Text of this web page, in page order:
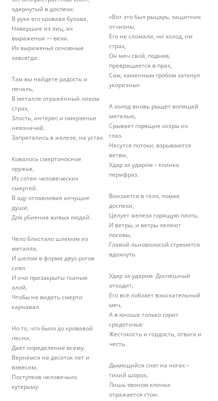
одернутый в доспехи.
В руке его кровава булава,
Навершие из лиц, их
выраженья — вехи.
Их выраженья основные
завсегда:
Там вы найдете радость и
печаль,
В металле отражённый ликом
страх,
Злость, интерес и омерзенье
невзначай,
Запрятались в железе, на устах.
Ковалось смертоносное
оружье,
Из сотен человеческих
смертей.
В аду отлавливая алчущие
души,
Для убиения живых людей.
Чело блистало шлемом из
металла,
И шелом в форме двух рогов
сиял.
И очи призакрыты тканью
алой,
Чтобы не видеть смерти
карнавал.
Но то, что было до кровавой
песни,
Даёт определение всему.
Вернёмся на десяток лет и
взвесим,
Поступков человечьих
кутерьму:
«Вот это был рыцарь, защитник
отчизны,
Его не сломали, ни холод, ни
страх,
Он меч свой, подняв,
превращается в прах,
Сам, каменным гробом заткнул
укоризны»
А холод вновь рыщет вопящей
метелью,
Срывает горящие искры из
глаз.
Несутся потоки, взрываются
ветви,
Удар за ударом – клинка
перифраз.
Вонзается в тело, ломая
доспехи,
Целует железо горящую плоть,
И ветры, и ветры лелеют
посевы,
Главой льноволосой стремятся
вдохнуть.
Удар за ударом. Доспешный
отходит,
Его всё лобзает взыскательный
меч,
А в юноше только горит
средоточье:
Жестокость и гордость, отвага и
честь.
Дымящийся снег на ногах –
тихий шорох,
Лишь звоном клинка
отражается стон.